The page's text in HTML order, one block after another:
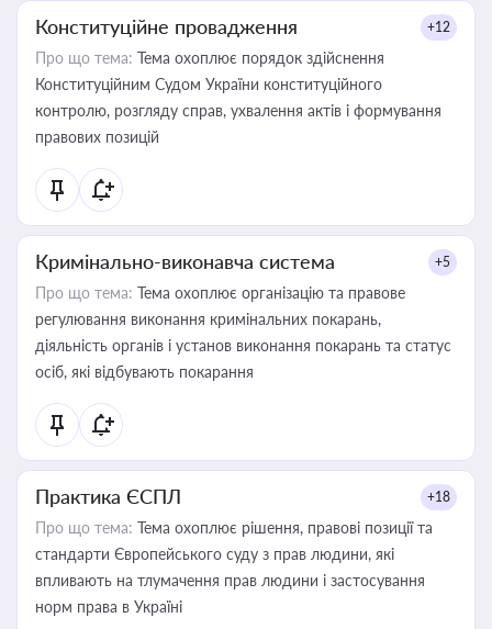
Конституційне провадження +12
Про що тема: Тема охоплює порядок здійснення
Конституційним Судом України конституційного
контролю, розгляду справ, ухвалення актів і формування
правових позицій
Кримінально-виконавча система +5
Про що тема: Тема охоплює організацію та правове
регулювання виконання кримінальних покарань,
діяльність органів і установ виконання покарань та статус
осіб, які відбувають покарання
Практика ЄСПЛ +18
Про що тема: Тема охоплює рішення, правові позиції та
стандарти Європейського суду з прав людини, які
впливають на тлумачення прав людини і застосування
норм права в Україні